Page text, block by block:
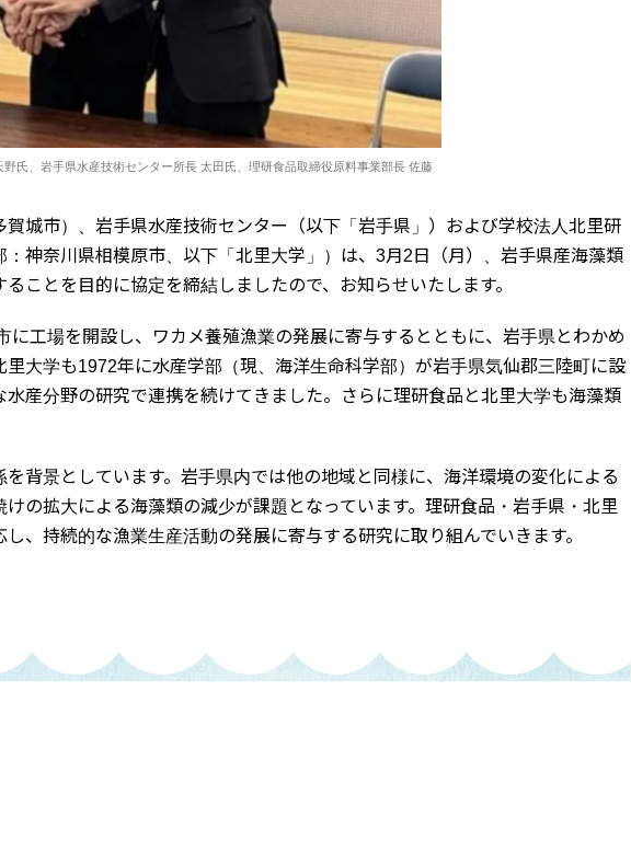
氏、岩手県水産技術センター所長 太田氏、理研食品取締役原料事業部長 佐藤
城市）、岩手県水産技術センター（以下「岩手県」）および学校法人北里研
神奈川県相模原市、以下「北里大学」）は、3月2日（月）、岩手県産海藻類
ことを目的に協定を締結しましたので、お知らせいたします。
に工場を開設し、ワカメ養殖漁業の発展に寄与するとともに、岩手県とわかめ
大学も1972年に水産学部（現、海洋生命科学部）が岩手県気仙郡三陸町に設
産分野の研究で連携を続けてきました。さらに理研食品と北里大学も海藻類
背景としています。岩手県内では他の地域と同様に、海洋環境の変化による
の拡大による海藻類の減少が課題となっています。理研食品・岩手県・北里
、持続的な漁業生産活動の発展に寄与する研究に取り組んでいきます。